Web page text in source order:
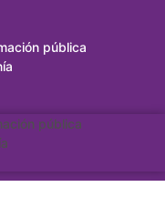
pública
pública